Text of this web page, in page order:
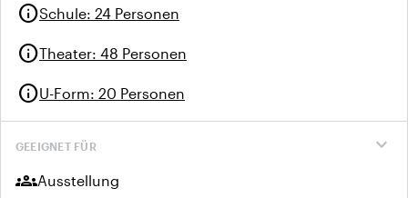
infoSchule: 24 Personen
infoTheater: 48 Personen
infoU-Form: 20 Personen
expand_more
GEEIGNET FÜR
groupsAusstellung